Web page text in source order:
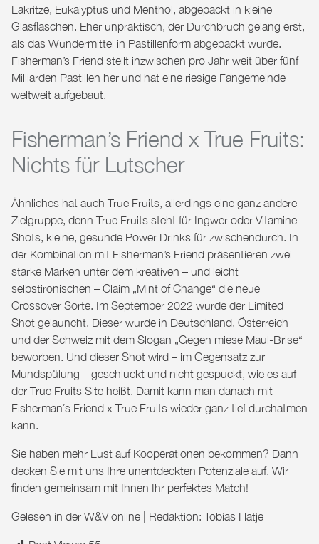
Lakritze, Eukalyptus und Menthol, abgepackt in kleine
Glasflaschen. Eher unpraktisch, der Durchbruch gelang erst,
als das Wundermittel in Pastillenform abgepackt wurde.
Fisherman’s Friend stellt inzwischen pro Jahr weit über fünf
Milliarden Pastillen her und hat eine riesige Fangemeinde
weltweit aufgebaut.
Fisherman’s Friend x True Fruits:
Nichts für Lutscher
Ähnliches hat auch True Fruits, allerdings eine ganz andere
Zielgruppe, denn True Fruits steht für Ingwer oder Vitamine
Shots, kleine, gesunde Power Drinks für zwischendurch. In
der Kombination mit Fisherman’s Friend präsentieren zwei
starke Marken unter dem kreativen – und leicht
selbstironischen – Claim „Mint of Change“ die neue
Crossover Sorte. Im September 2022 wurde der Limited
Shot gelauncht. Dieser wurde in Deutschland, Österreich
und der Schweiz mit dem Slogan „Gegen miese Maul-Brise“
beworben. Und dieser Shot wird – im Gegensatz zur
Mundspülung – geschluckt und nicht gespuckt, wie es auf
der True Fruits Site heißt. Damit kann man danach mit
Fisherman´s Friend x True Fruits wieder ganz tief durchatmen
kann.
Sie haben mehr Lust auf Kooperationen bekommen? Dann
decken Sie mit uns Ihre unentdeckten Potenziale auf. Wir
finden gemeinsam mit Ihnen Ihr perfektes Match!
Gelesen in der W&V online | Redaktion: Tobias Hatje